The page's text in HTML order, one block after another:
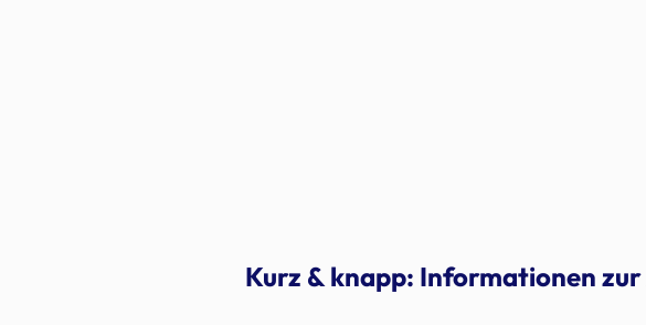
Kurz & knapp: Informationen